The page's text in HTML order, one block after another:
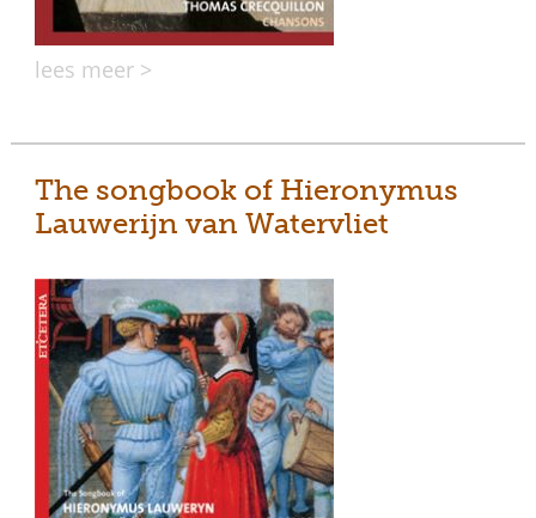
lees meer >
The songbook of Hieronymus
Lauwerijn van Watervliet